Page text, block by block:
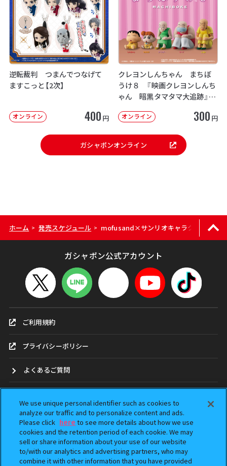
逆転裁判 つまんでつなげて
ますこっと【2次】
オンライン 400 円
クレヨンしんちゃん まちぼ
うけ８ 『映画クレヨンしんち
ゃん 暗黒タマタマ大追跡』【2
オンライン 300 円
ガシャポンオンライン
ホーム > 発売スケジュール > mofusand×サンリオキャラクターズ ス
ガシャポン公式アカウント
ご利用規約
プライバシーポリシー
よくあるご質問
ガシャポンどこ？
アンケート
We use unique personal identifier such as cookies to
analyze our traffic and to personalize content and ads.
Please click here to see more details about how we use
cookies and the retention period of each cookie. We may
sell or share information about your use of our website
to/with our analytics and advertising partners, who may
combine it with other information that you have provided